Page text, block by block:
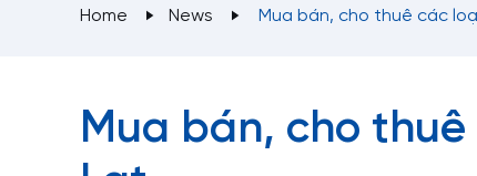
Home News Mua bán, cho thuê các
Mua bán, cho